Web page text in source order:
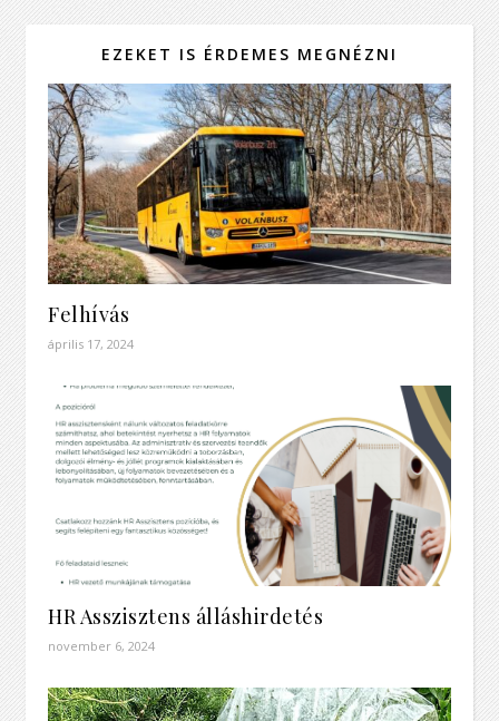
EZEKET IS ÉRDEMES MEGNÉZNI
Felhívás
április 17, 2024
HR Asszisztens álláshirdetés
november 6, 2024